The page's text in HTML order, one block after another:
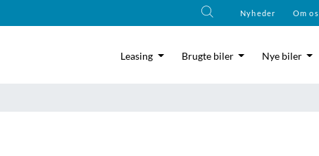
Nyheder Om os
Leasing Brugte biler Nye biler